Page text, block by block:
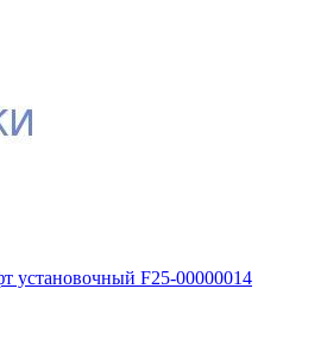
установочный F25-00000014